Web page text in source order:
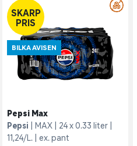
SKARP
PRIS
BILKA AVISEN
Pepsi Max
Pepsi
MAX
24 x 0.33 liter
11,24/L.
ex. pant